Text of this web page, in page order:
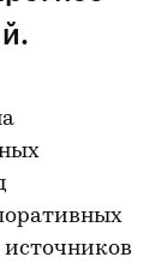
источников